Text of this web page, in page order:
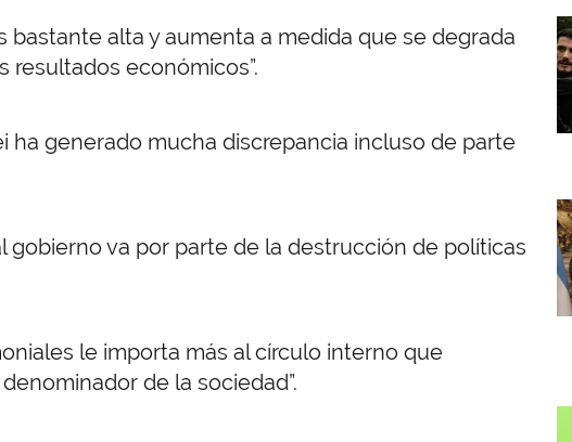
bastante alta y aumenta a medida que se degrada
resultados económicos”.
ha generado mucha discrepancia incluso de parte
gobierno va por parte de la destrucción de políticas
le importa más al círculo interno que
de la sociedad”.